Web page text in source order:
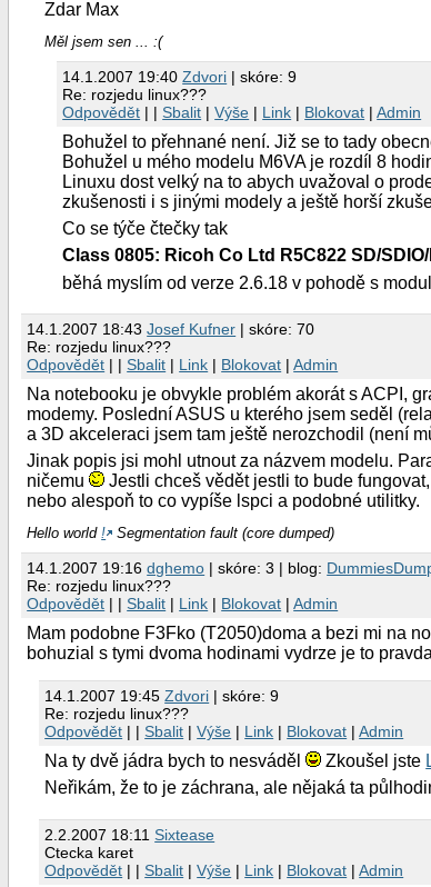
Zdar Max
Měl jsem sen ... :(
14.1.2007 19:40Zdvori | skóre: 9
Re: rozjedu linux???
Odpovědět | |Sbalit |Výše | Link | Blokovat |Admin
Bohužel to přehnané není. Již se to tady
Bohužel u mého modelu M6VA je rozdíl 8
Linuxu dost velký na to abych uvažoval o
zkušenosti i s jinými modely a ještě horší
Co se týče čtečky tak
Class 0805: Ricoh Co Ltd R5C822 SD/
běhá myslím od verze 2.6.18 v pohodě s
14.1.2007 18:43Josef Kufner | skóre: 70
Re: rozjedu linux???
Odpovědět | |Sbalit | Link | Blokovat |Admin
Na notebooku je obvykle problém akorát s ACPI,
modemy. Poslední ASUS u kterého jsem seděl
a 3D akceleraci jsem tam ještě nerozchodil (není
Jinak popis jsi mohl utnout za názvem modelu.
ničemu
Jestli chceš vědět jestli to bude
nebo alespoň to co vypíše lspci a podobné utilitky.
Hello world! Segmentation fault (core dumped)
14.1.2007 19:16dghemo | skóre: 3 | blog:
Re: rozjedu linux???
Odpovědět | |Sbalit | Link | Blokovat |Admin
Mam podobne F3Fko (T2050)doma a bezi mi na
bohuzial s tymi dvoma hodinami vydrze je to
14.1.2007 19:45Zdvori | skóre: 9
Re: rozjedu linux???
Odpovědět | |Sbalit |Výše | Link | Blokovat |Admin
Na ty dvě jádra bych to nesváděl Zkoušel jste
Neřikám, že to je záchrana, ale nějaká ta
2.2.2007 18:11Sixtease
Ctecka karet
Odpovědět | |Sbalit |Výše | Link | Blokovat |Admin